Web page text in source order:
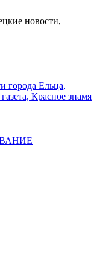
новости,
города Ельца,
Красное знамя